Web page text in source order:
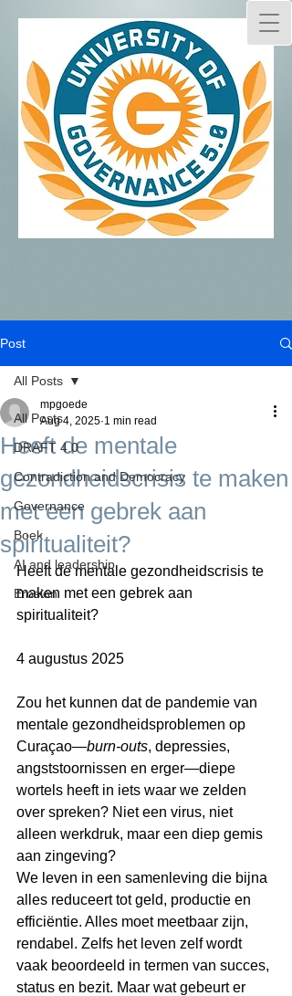
Post
All Posts
DRAFT 4.0
Contradiction and Democracy
Governance
Boek
AI and leadership
Erosion
All Posts
Heeft de mentale
gezondheidscrisis te maken
met een gebrek aan
spiritualiteit?
mpgoede
Aug 4, 2025 1 min read
Heeft de mentale gezondheidscrisis te
maken met een gebrek aan
spiritualiteit?
4 augustus 2025
Zou het kunnen dat de pandemie van
mentale gezondheidsproblemen op
Curaçao—burn-outs, depressies,
angststoornissen en erger—diepe
wortels heeft in iets waar we zelden
over spreken? Niet een virus, niet
alleen werkdruk, maar een diep gemis
aan zingeving?
We leven in een samenleving die bijna
alles reduceert tot geld, productie en
efficiëntie. Alles moet meetbaar zijn,
rendabel. Zelfs het leven zelf wordt
vaak beoordeeld in termen van succes,
status en bezit. Maar wat gebeurt er